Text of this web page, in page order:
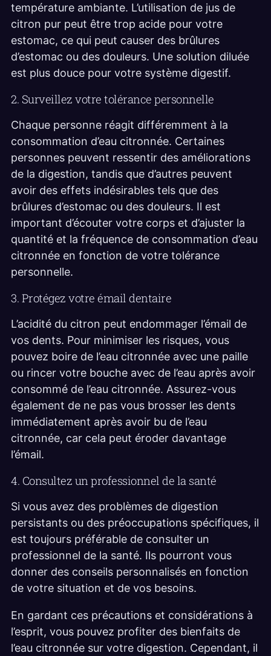
température ambiante. L’utilisation de jus de
citron pur peut être trop acide pour votre
estomac, ce qui peut causer des brûlures
d’estomac ou des douleurs. Une solution diluée
est plus douce pour votre système digestif.
2. Surveillez votre tolérance personnelle
Chaque personne réagit différemment à la
consommation d’eau citronnée. Certaines
personnes peuvent ressentir des améliorations
de la digestion, tandis que d’autres peuvent
avoir des effets indésirables tels que des
brûlures d’estomac ou des douleurs. Il est
important d’écouter votre corps et d’ajuster la
quantité et la fréquence de consommation d’eau
citronnée en fonction de votre tolérance
personnelle.
3. Protégez votre émail dentaire
L’acidité du citron peut endommager l’émail de
vos dents. Pour minimiser les risques, vous
pouvez boire de l’eau citronnée avec une paille
ou rincer votre bouche avec de l’eau après avoir
consommé de l’eau citronnée. Assurez-vous
également de ne pas vous brosser les dents
immédiatement après avoir bu de l’eau
citronnée, car cela peut éroder davantage
l’émail.
4. Consultez un professionnel de la santé
Si vous avez des problèmes de digestion
persistants ou des préoccupations spécifiques, il
est toujours préférable de consulter un
professionnel de la santé. Ils pourront vous
donner des conseils personnalisés en fonction
de votre situation et de vos besoins.
En gardant ces précautions et considérations à
l’esprit, vous pouvez profiter des bienfaits de
l’eau citronnée sur votre digestion. Cependant, il